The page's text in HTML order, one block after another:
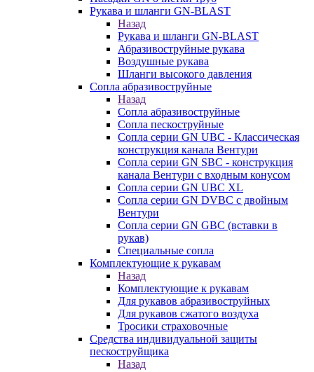
Рукава и шланги GN-BLAST
Назад
Рукава и шланги GN-BLAST
Абразивоструйные рукава
Воздушные рукава
Шланги высокого давления
Сопла абразивоструйные
Назад
Сопла абразивоструйные
Сопла пескоструйные
Сопла серии GN UBC - Классическая
конструкция канала Вентури
Сопла серии GN SBC - конструкция
канала Вентури c входным конусом
Сопла серии GN UBC XL
Сопла серии GN DVBC с двойным
Вентури
Сопла серии GN GBC (вставки в
рукав)
Специальные сопла
Комплектующие к рукавам
Назад
Комплектующие к рукавам
Для рукавов абразивоструйных
Для рукавов сжатого воздуха
Тросики страховочные
Средства индивидуальной защиты
пескоструйщика
Назад